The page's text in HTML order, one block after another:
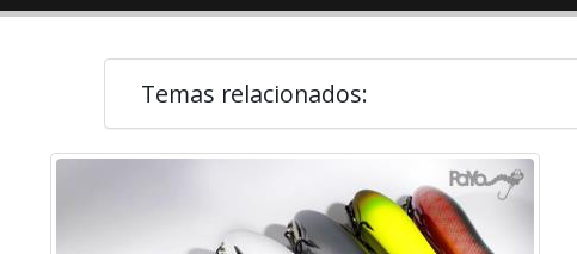
Temas relacionados: